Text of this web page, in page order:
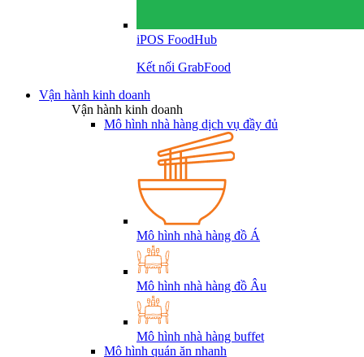
iPOS FoodHub
Kết nối GrabFood
Vận hành kinh doanh
Vận hành kinh doanh
Mô hình nhà hàng dịch vụ đầy đủ
Mô hình nhà hàng đồ Á
Mô hình nhà hàng đồ Âu
Mô hình nhà hàng buffet
Mô hình quán ăn nhanh